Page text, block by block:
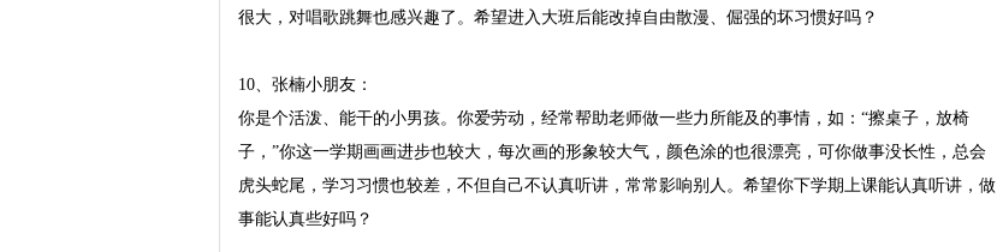
很大，对唱歌跳舞也感兴趣了。希望进入大班后能改掉自由散漫、倔强的坏习惯好吗？
10、张楠小朋友：
你是个活泼、能干的小男孩。你爱劳动，经常帮助老师做一些力所能及的事情，如：“擦桌子，放椅
子，”你这一学期画画进步也较大，每次画的形象较大气，颜色涂的也很漂亮，可你做事没长性，总会
虎头蛇尾，学习习惯也较差，不但自己不认真听讲，常常影响别人。希望你下学期上课能认真听讲，做
事能认真些好吗？